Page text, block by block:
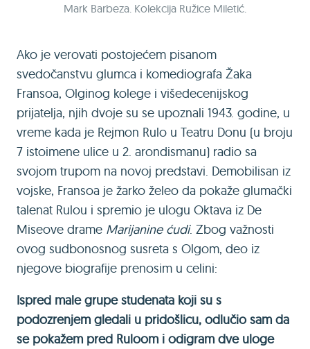
Mark Barbeza. Kolekcija Ružice Miletić.
Ako je verovati postojećem pisanom
svedočanstvu glumca i komediografa Žaka
Fransoa, Olginog kolege i višedecenijskog
prijatelja, njih dvoje su se upoznali 1943. godine, u
vreme kada je Rejmon Rulo u Teatru Donu (u broju
7 istoimene ulice u 2. arondismanu) radio sa
svojom trupom na novoj predstavi. Demobilisan iz
vojske, Fransoa je žarko želeo da pokaže glumački
talenat Rulou i spremio je ulogu Oktava iz De
Miseove drame Marijanine ćudi. Zbog važnosti
ovog sudbonosnog susreta s Olgom, deo iz
njegove biografije prenosim u celini:
Ispred male grupe studenata koji su s
podozrenjem gledali u pridošlicu, odlučio sam da
se pokažem pred Ruloom i odigram dve uloge